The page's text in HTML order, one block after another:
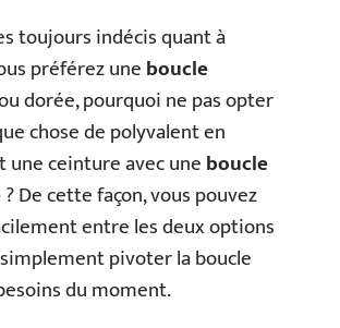
toujours indécis quant à
préférez uneboucle
dorée, pourquoi ne pas opter
chose de polyvalent en
une ceinture avec uneboucle
? De cette façon, vous pouvez
entre les deux options
pivoter la boucle
du moment.